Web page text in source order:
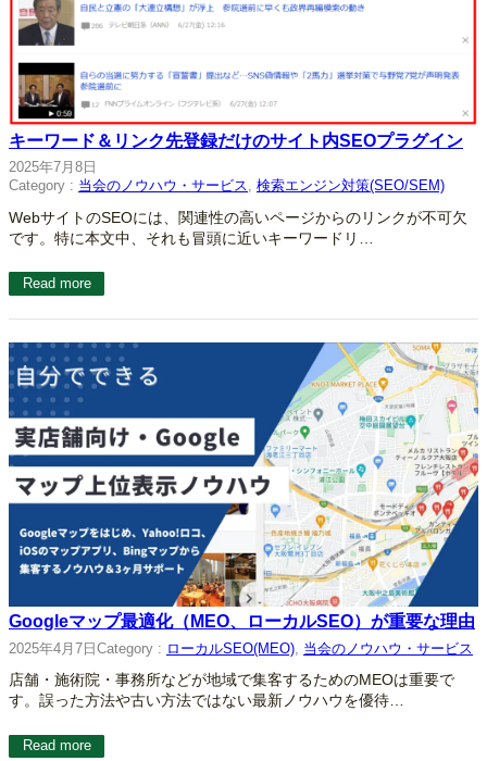
キーワード＆リンク先登録だけのサイト内SEOプラグイン
2025年7月8日
Category : 当会のノウハウ・サービス, 検索エンジン対策(SEO/SEM)
WebサイトのSEOには、関連性の高いページからのリンクが不可欠
です。特に本文中、それも冒頭に近いキーワードリ…
Read more
Googleマップ最適化（MEO、ローカルSEO）が重要な理由
2025年4月7日 Category : ローカルSEO(MEO) 当会のノウハウ・サービス
店舗・施術院・事務所などが地域で集客するためのMEOは重要で
す。誤った方法や古い方法ではない最新ノウハウを優待…
Read more